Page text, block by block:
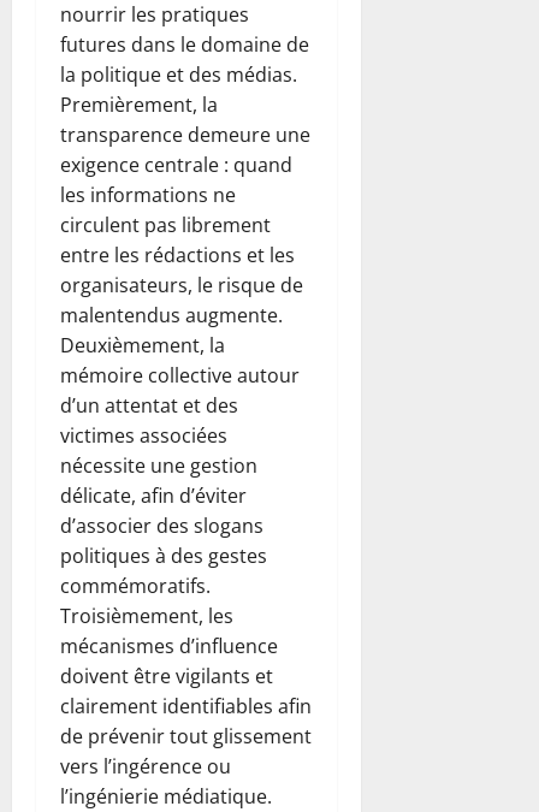
nourrir les pratiques
futures dans le domaine de
la politique et des médias.
Premièrement, la
transparence demeure une
exigence centrale : quand
les informations ne
circulent pas librement
entre les rédactions et les
organisateurs, le risque de
malentendus augmente.
Deuxièmement, la
mémoire collective autour
d’un attentat et des
victimes associées
nécessite une gestion
délicate, afin d’éviter
d’associer des slogans
politiques à des gestes
commémoratifs.
Troisièmement, les
mécanismes d’influence
doivent être vigilants et
clairement identifiables afin
de prévenir tout glissement
vers l’ingérence ou
l’ingénierie médiatique.